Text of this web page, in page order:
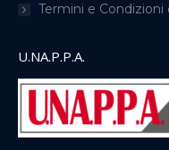
Termini e Condizioni
U.NA.P.P.A.